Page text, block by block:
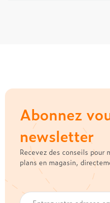
Abonnez
newsletter
Recevez des conseils pour
plans en magasin,